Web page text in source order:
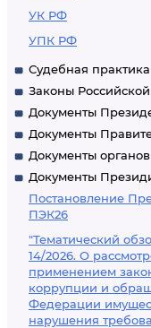
УК РФ
УПК РФ
Судебная
Законы
Документы
Документы
Документы
Документы
Постановление
ПЭК26
"Тематический
14/2026. О
применением
коррупции и
Федерации
нарушения